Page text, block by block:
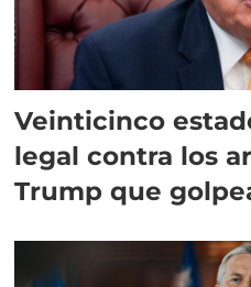
Veinticinco
legal contra los
Trump que